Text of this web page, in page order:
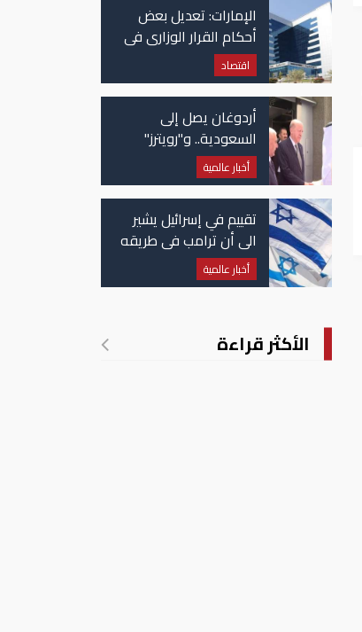
الإمارات: تعديل بعض
أحكام القرار الوزاري في
شأن الضريبة على
الشركات والأعمال
اقتصاد
أردوغان يصل إلى
السعودية.. و"رويترز"
تكشف تفاصيل الاتفاق
المرتقب
أخبار عالمية
تقييم في إسرائيل يشير
الى أن ترامب في طريقه
الى إبرام اتفاق مع إيران
أخبار عالمية
الأكثر قراءة